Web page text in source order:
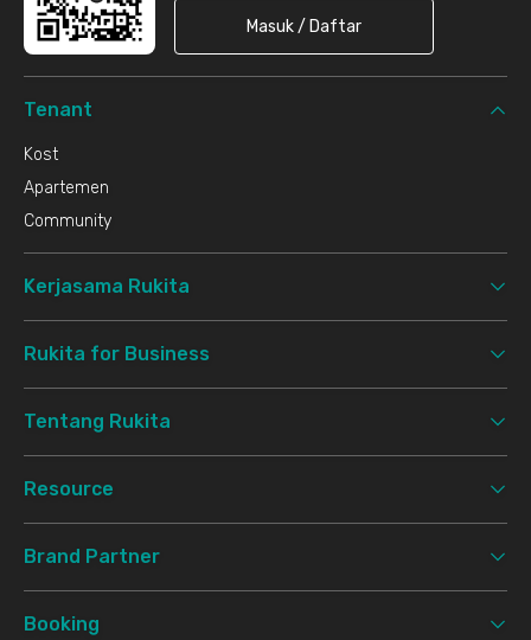
Masuk / Daftar
Tenant
Kost
Apartemen
Community
Kerjasama Rukita
Rukita for Business
Tentang Rukita
Resource
Brand Partner
Booking